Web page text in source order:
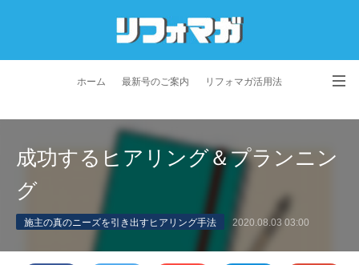
ホーム 最新号のご案内 リフォマガ活用法
プライバシーポリシー 利用規約 会社概要
成功するヒアリング＆プランニン
グ
施主の真のニーズを引き出すヒアリング手法 2020.08.03 03:00